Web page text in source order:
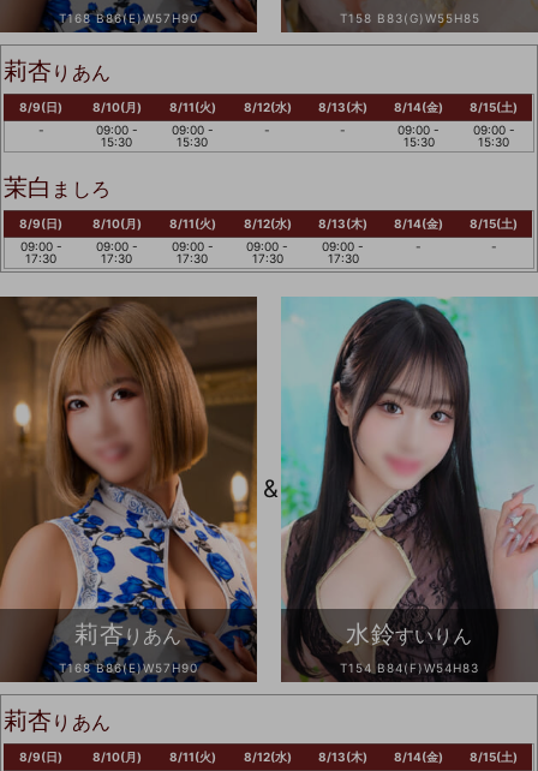
T168 B86(E)W57H90 T158 B83(G)W55H85
莉杏りあん
8/9(日)
-
8/10(月)
09:00 -
15:30
8/11(火)
09:00 -
15:30
8/12(水)
-
8/13(木)
-
8/14(金)
09:00 -
15:30
8/15(土)
09:00 -
15:30
茉白 ましろ
8/9(日)
09:00 -
17:30
8/10(月)
09:00 -
17:30
8/11(火)
09:00 -
17:30
8/12(水)
09:00 -
17:30
8/13(木)
09:00 -
17:30
8/14(金)
-
8/15(土)
-
莉杏りあん
T168 B86(E)W57H90
&
水鈴すいりん
T154 B84(F)W54H83
莉杏りあん
8/9(日)
8/10(月)
8/11(火)
8/12(水)
8/13(木)
8/14(金)
8/15(土)